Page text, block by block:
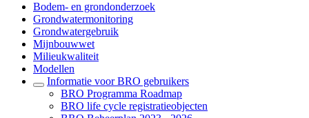
Bodem- en grondonderzoek
Grondwatermonitoring
Grondwatergebruik
Mijnbouwwet
Milieukwaliteit
Modellen
Informatie voor BRO gebruikers
BRO Programma Roadmap
BRO life cycle registratieobjecten